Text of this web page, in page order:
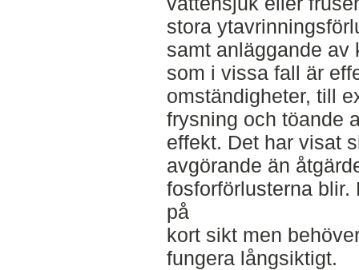
stora
samt anläggande av
som i vissa fall är
omständigheter, till
frysning och töande
effekt. Det har visat
avgörande än
fosforförlusterna blir.
på
kort sikt men
fungera långsiktigt.